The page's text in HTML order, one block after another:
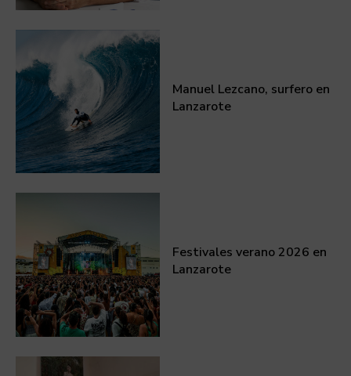
Manuel Lezcano, surfero en
Lanzarote
Festivales verano 2026 en
Lanzarote